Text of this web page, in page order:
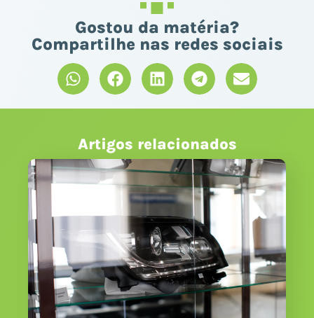
Gostou da matéria?
Compartilhe nas redes sociais
Artigos relacionados